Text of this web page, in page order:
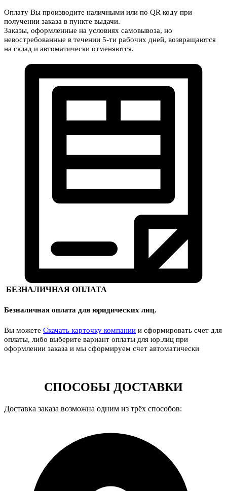
Оплату Вы производите наличными или по QR коду при
получении заказа в пункте выдачи.
Заказы, оформленные на условиях самовывоза, но
невостребованные в течении 5-ти рабочих дней, возвращаются
на склад и автоматически отменяются.
БЕЗНАЛИЧНАЯ ОПЛАТА
Безналичная оплата для юридических лиц.
Вы можете Скачать карточку компании и сформировать счет для
оплаты, либо выберите вариант оплаты для юр.лиц при
оформлении заказа и мы сформируем счет автоматически
СПОСОБЫ ДОСТАВКИ
Доставка заказа возможна одним из трёх способов: